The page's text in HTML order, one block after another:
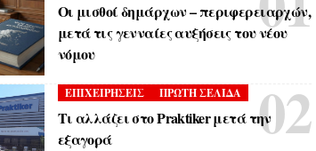
Οι μισθοί δημάρχων – περιφερειαρχών,
μετά τις γενναίες αυξήσεις του νέου
νόμου
ΕΠΙΧΕΙΡΗΣΕΙΣ ΠΡΩΤΗ ΣΕΛΙΔΑ
Τι αλλάζει στο Praktiker μετά την
εξαγορά